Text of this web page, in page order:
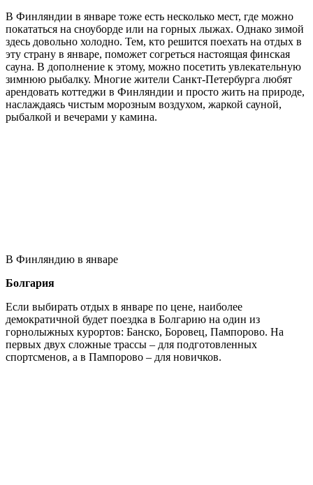
В Финляндии в январе тоже есть несколько мест, где можно
покататься на сноуборде или на горных лыжах. Однако зимой
здесь довольно холодно. Тем, кто решится поехать на отдых в
эту страну в январе, поможет согреться настоящая финская
сауна. В дополнение к этому, можно посетить увлекательную
зимнюю рыбалку. Многие жители Санкт-Петербурга любят
арендовать коттеджи в Финляндии и просто жить на природе,
наслаждаясь чистым морозным воздухом, жаркой сауной,
рыбалкой и вечерами у камина.
В Финляндию в январе
Болгария
Если выбирать отдых в январе по цене, наиболее
демократичной будет поездка в Болгарию на один из
горнолыжных курортов: Банско, Боровец, Пампорово. На
первых двух сложные трассы – для подготовленных
спортсменов, а в Пампорово – для новичков.